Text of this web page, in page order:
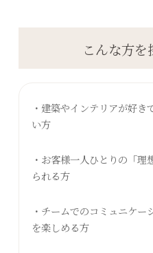
こんな方
・建築やインテリアが好
い方
・お客様一人ひとりの「
られる方
・チームでのコミュニケ
を楽しめる方